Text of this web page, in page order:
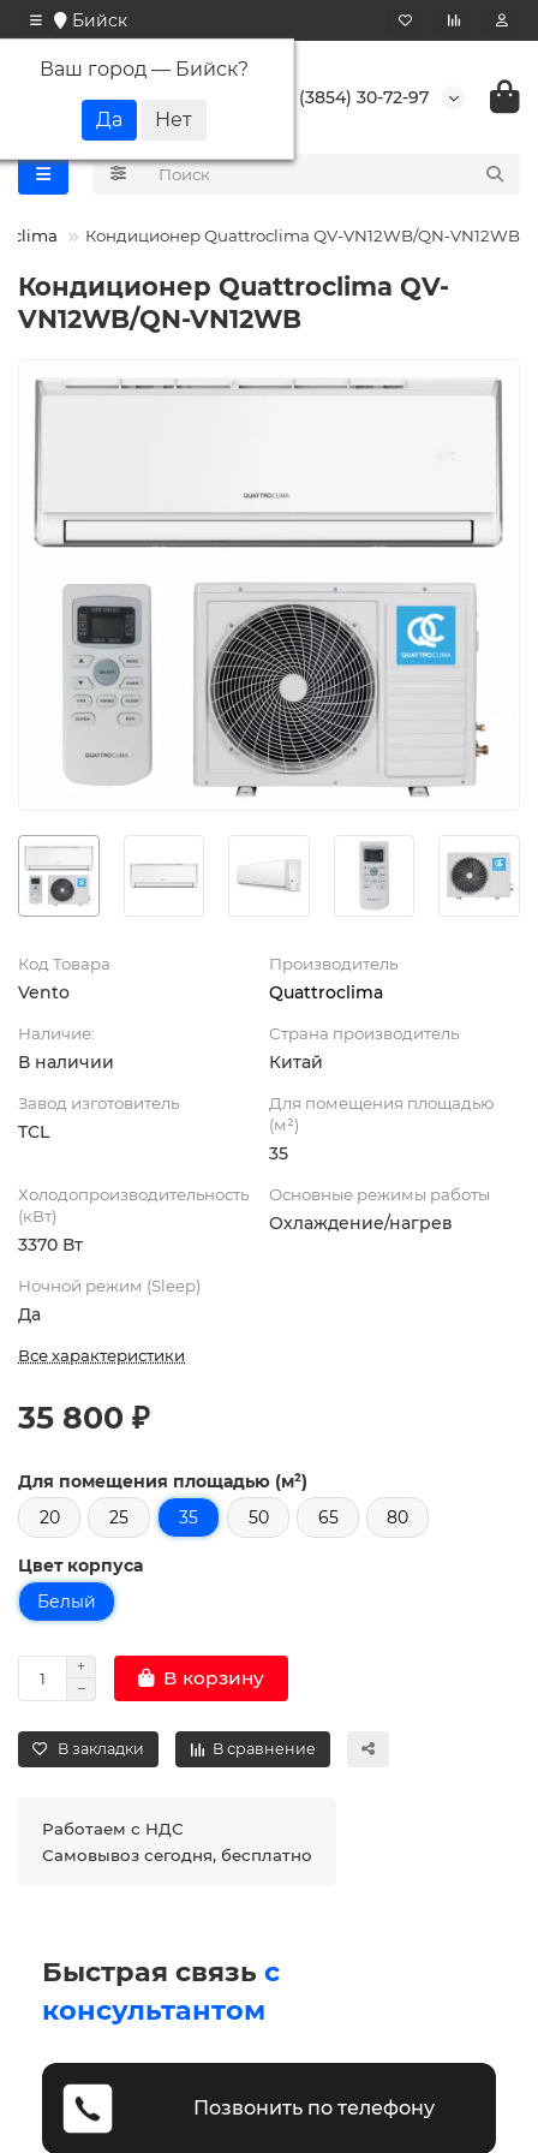
Бийск
Ваш город — Бийск?
+7 (3854) 30-72-97
Кондиционер Quattroclima QV-VN12WB/QN-VN12WB
Кондиционер Quattroclima QV-
VN12WB/QN-VN12WB
Код Товара
Vento
Производитель
Quattroclima
Наличие:
В наличии
Страна производитель
Китай
Завод изготовитель
TCL
Для помещения площадью
(м²)
35
Холодопроизводительность
(кВт)
3370 Вт
Основные режимы работы
Охлаждение/нагрев
Ночной режим (Sleep)
Да
Все характеристики
35 800 ₽
Для помещения площадью (м²)
20
25 35 50 65 80
Цвет корпуса
Белый
В корзину
В закладки В сравнение
Работаем с НДС
Самовывоз сегодня, бесплатно
Быстрая связь с
консультантом
Позвонить по телефону